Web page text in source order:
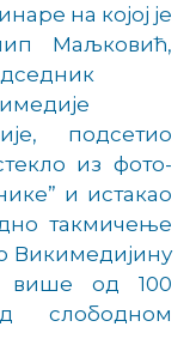
на којој је
Маљковић,
подсетио
из фото-
и истакао
такмичење
Викимедијину
више од 100
слободном